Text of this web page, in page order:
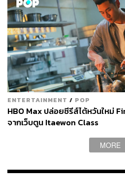
ENTERTAINMENT / POP
HBO Max ปล่อยซีรีส์ไต้หวันใหม่
จากเว็บตูน Itaewon Class
MORE